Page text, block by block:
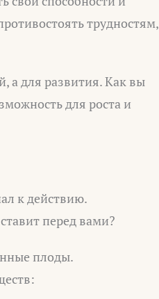
трудностям,
а для развития. Как вы
для роста и
к действию.
перед вами?
плоды.